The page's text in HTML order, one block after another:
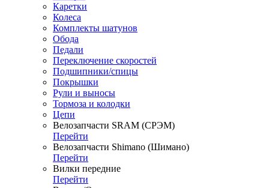
Каретки
Колеса
Комплекты шатунов
Обода
Педали
Переключение скоростей
Подшипники/спицы
Покрышки
Рули и выносы
Тормоза и колодки
Цепи
Велозапчасти SRAM (СРЭМ)
Перейти
Велозапчасти Shimano (Шимано)
Перейти
Вилки передние
Перейти